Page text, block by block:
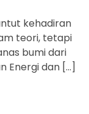
kehadiran
teori, tetapi
bumi dari
Energi dan […]